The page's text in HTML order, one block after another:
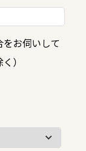
お伺いして
）